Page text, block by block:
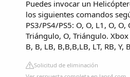
Puedes invocar un
los siguientes comandos
PS3/PS4/PS5: O, O, L1, O, O,
Triángulo, O, Triángulo.
B, B, LB, B,B,B,LB, LT, RB, Y,
Solicitud de eliminación